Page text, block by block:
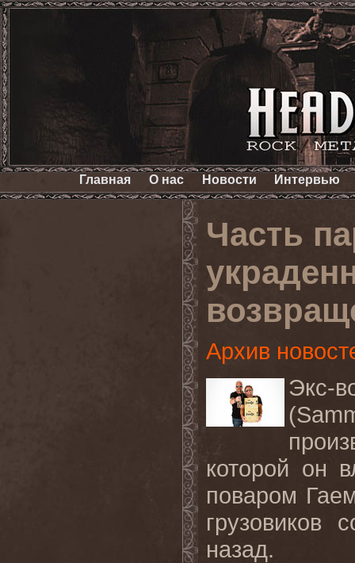
Главная О нас Новости Интервью
Часть
Архив
Экс-
(
которой он
поваром
грузовиков
назад.